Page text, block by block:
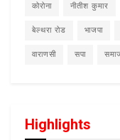
कोरोना नीतीश कुमार
बेल्थरा रोड भाजपा
वाराणसी सपा
Highlights